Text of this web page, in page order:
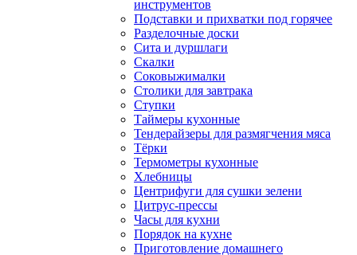
инструментов
Подставки и прихватки под горячее
Разделочные доски
Сита и дуршлаги
Скалки
Соковыжималки
Столики для завтрака
Ступки
Таймеры кухонные
Тендерайзеры для размягчения мяса
Тёрки
Термометры кухонные
Хлебницы
Центрифуги для сушки зелени
Цитрус-прессы
Часы для кухни
Порядок на кухне
Приготовление домашнего